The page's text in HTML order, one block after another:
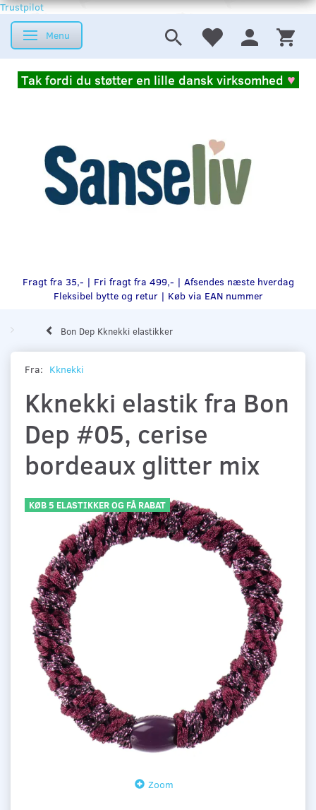
Trustpilot
Skifte navigation
Menu
Tak fordi du støtter en lille dansk virksomhed ♥
Fragt fra 35,- | Fri fragt fra 499,- | Afsendes næste hverdag
Fleksibel bytte og retur | Køb via EAN nummer
Bon Dep Kknekki elastikker
Fra: Kknekki
Kknekki elastik fra Bon
Dep #05, cerise
bordeaux glitter mix
KØB 5 ELASTIKKER OG FÅ RABAT
Zoom